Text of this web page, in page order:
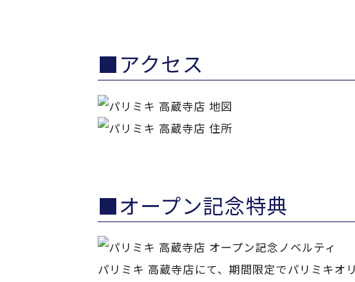
■アクセス
■オープン記念特典
パリミキ 高蔵寺店にて、期間限定でパリミキオ